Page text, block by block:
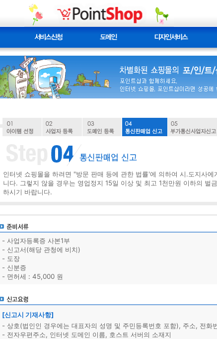
인터넷 쇼핑몰을 하려면 "방문 판매 등에 관한 법률'에 의하여 시.도지사
니다. 그렇지 않을 경우는 영업정지 15일 이상 및 최고 1천만원 이하의 벌
하시기 바랍니다.
- 사업자등록증 사본1부
- 신고서(해당 관청에 비치)
- 도장
- 신분증
- 면허세 : 45,000 원
[신고시 기재사항]
- 상호(법인인 경우에는 대표자의 성명 및 주민등록번호 포함), 주소, 전화
- 전자우편주소, 인터넷 도메인 이름, 호스트 서버의 소재지